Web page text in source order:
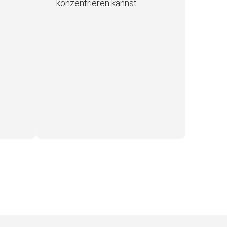
konzentrieren kannst.